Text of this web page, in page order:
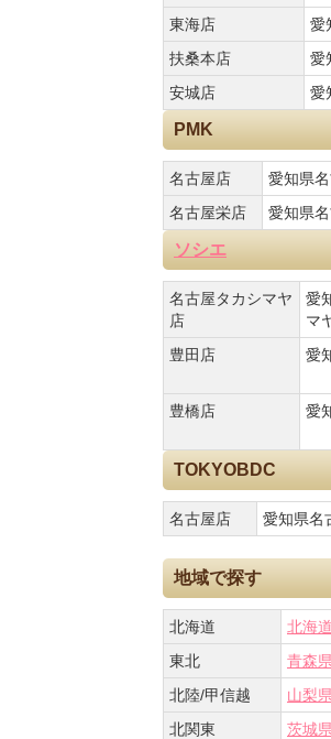
東海店
愛
扶桑本店
愛
安城店
愛
PMK
名古屋店
愛知県
名古屋栄店
愛知県
ソシエ
名古屋タカシマヤ
店
愛
マ
豊田店
愛
豊橋店 愛
TOKYOBDC
名古屋店 愛知県名
地域で探す
北海道
北海
東北
青森
北陸/甲信越
山梨
北関東
茨城